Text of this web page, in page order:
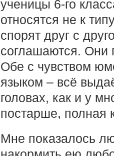
ученицы 6-го
относятся не к
спорят друг с
соглашаются. Они
Обе с чувством
языком – всё
головах, как и у
постарше, полная
Мне показалось